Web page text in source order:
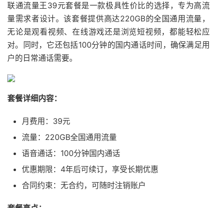
联通流量王39元套餐是一款极具性价比的选择，专为高流
量需求者设计。该套餐提供高达220GB的全国通用流量，
无论是观看视频、在线游戏还是浏览短视频，都能轻松应
对。同时，它还包括100分钟的国内通话时间，确保满足用
户的日常通话需要。
套餐详细内容：
月费用：39元
流量：220GB全国通用流量
语音通话：100分钟国内通话
优惠期限：4年后可续订，享受长期优惠
合同约束：无合约，可随时注销账户